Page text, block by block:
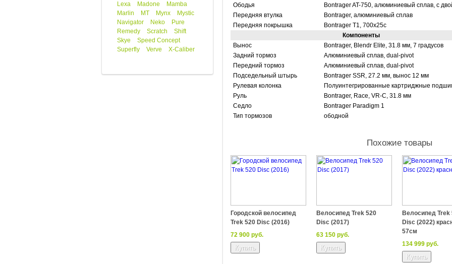
Lexa
Madone
Mamba
Marlin
MT Mynx
Mystic
Navigator
Neko
Pure
Remedy
Scratch
Shift
Skye
Speed Concept
Superfly
Verve X-Caliber
Ободья
Bontrager AT-750, алюминиевый сплав, с
Передняя втулка
Bontrager, алюминиевый сплав
Передняя покрышка
Bontrager T1, 700x25c
Компоненты
Вынос
Bontrager, Blendr Elite, 31.8 мм, 7 градусов
Задний тормоз
Алюминиевый сплав, dual-pivot
Передний тормоз
Алюминиевый сплав, dual-pivot
Подседельный штырь
Bontrager SSR, 27.2 мм, вынос 12 мм
Рулевая колонка
Полуинтегрированные картриджные
Руль
Bontrager, Race, VR-C, 31.8 мм
Седло
Bontrager Paradigm 1
Тип тормозов
ободной
Похожие товары
Городской велосипед
Trek 520 Disc (2016)
72 900 руб.
Велосипед Trek 520
Disc (2017)
63 150 руб.
Велосипед Trek
Disc (2022)
57см
134 999 руб.